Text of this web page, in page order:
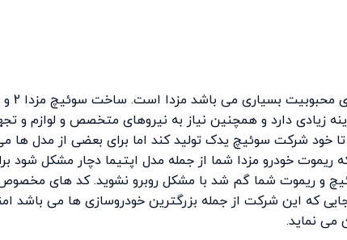
دارد و همچنین نیاز به نیروهای متخصص و لوازم و
خود شرکت سوئیچ یدک تولید کند اما برای بعضی از مدل ها
ریموت خودرو مزدا شما از جمله مدل اپتیما دچار مشکل شود
و ریموت شما گم شد با مشکل روبرو نشوید. کد های
که این شرکت از جمله بزرگترین خودروسازی ها می باشد
می نماید.